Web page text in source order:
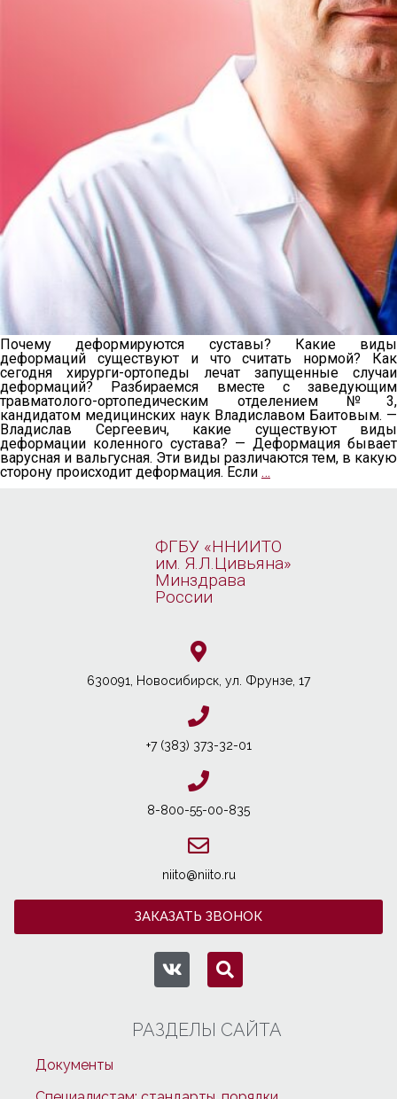
Почему деформируются суставы? Какие виды
деформаций существуют и что считать нормой? Как
сегодня хирурги-ортопеды лечат запущенные случаи
деформаций? Разбираемся вместе с заведующим
травматолого-ортопедическим отделением №3,
кандидатом медицинских наук Владиславом Баитовым. —
Владислав Сергеевич, какие существуют виды
деформации коленного сустава? — Деформация бывает
варусная и вальгусная. Эти виды различаются тем, в какую
сторону происходит деформация. Если …
ФГБУ «ННИИТО
им. Я.Л.Цивьяна»
Минздрава
России
630091, Новосибирcк, ул. Фрунзе, 17
+7 (383) 373-32-01
8-800-55-00-835
niito@niito.ru
ЗАКАЗАТЬ ЗВОНОК
РАЗДЕЛЫ САЙТА
Документы